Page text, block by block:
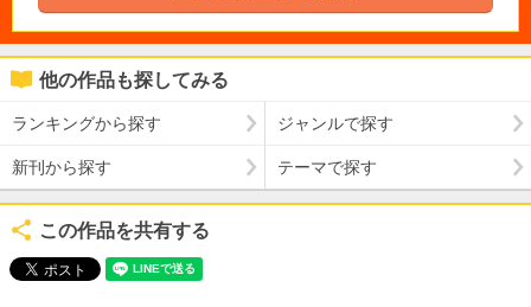
他の作品も探してみる
ランキングから探す ジャンルで探す
新刊から探す テーマで探す
この作品を共有する